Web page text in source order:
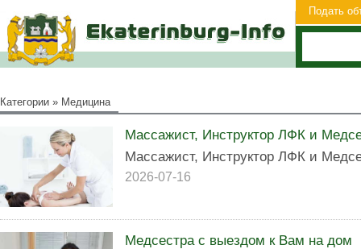
Подать
Категории » Медицина
Массажист, Инструктор ЛФК и
Массажист, Инструктор ЛФК и
2026-07-16
Медсестра с выездом к Вам на дом